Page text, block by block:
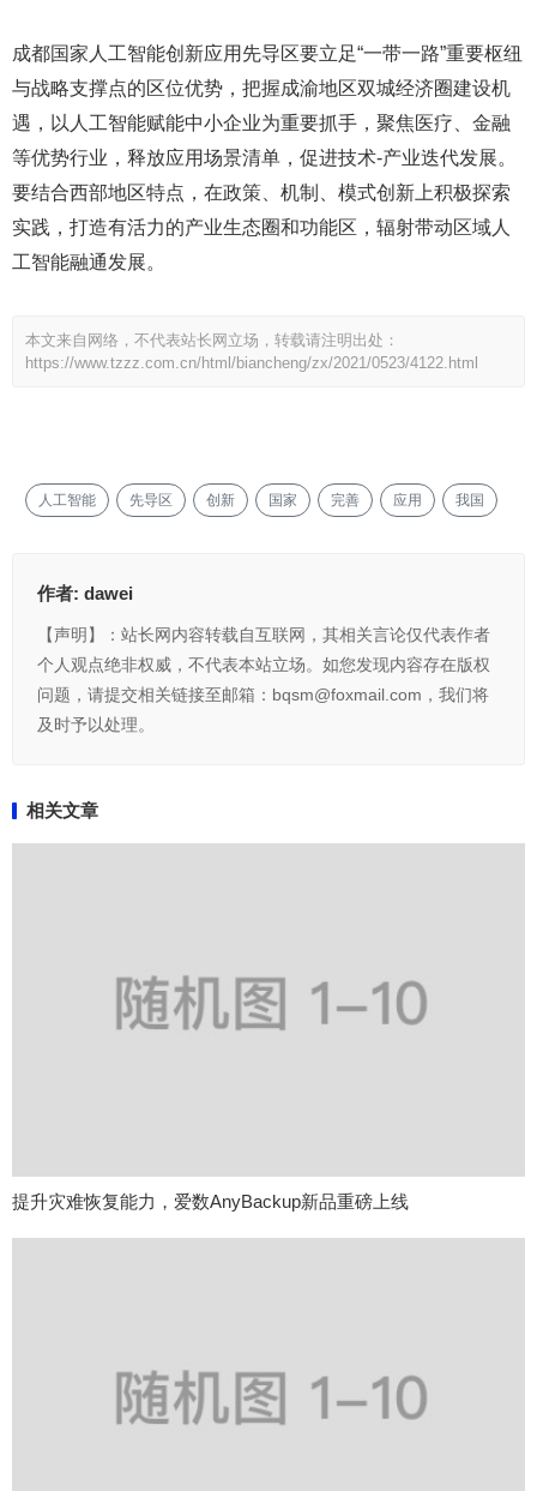
成都国家人工智能创新应用先导区要立足“一带一路”重要枢纽
与战略支撑点的区位优势，把握成渝地区双城经济圈建设机
遇，以人工智能赋能中小企业为重要抓手，聚焦医疗、金融
等优势行业，释放应用场景清单，促进技术-产业迭代发展。
要结合西部地区特点，在政策、机制、模式创新上积极探索
实践，打造有活力的产业生态圈和功能区，辐射带动区域人
工智能融通发展。
本文来自网络，不代表站长网立场，转载请注明出处：
https://www.tzzz.com.cn/html/biancheng/zx/2021/0523/4122.html
人工智能 先导区 创新 国家 完善 应用 我国
作者: dawei
【声明】：站长网内容转载自互联网，其相关言论仅代表作者
个人观点绝非权威，不代表本站立场。如您发现内容存在版权
问题，请提交相关链接至邮箱：bqsm@foxmail.com，我们将
及时予以处理。
相关文章
提升灾难恢复能力，爱数AnyBackup新品重磅上线